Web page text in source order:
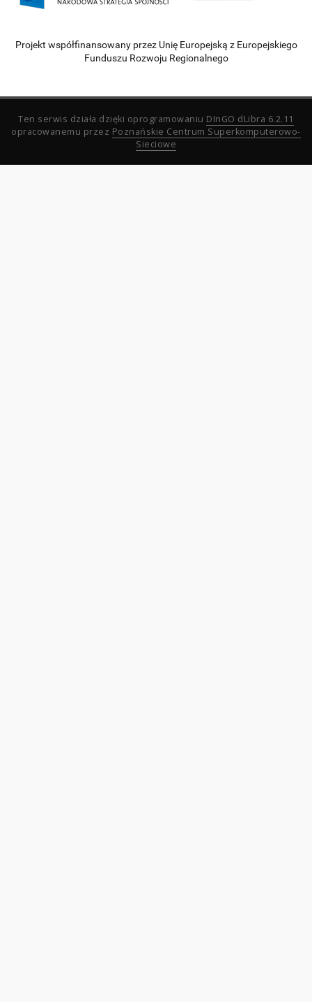
Projekt współfinansowany przez Unię Europejską z Europejskiego
Funduszu Rozwoju Regionalnego
Ten serwis działa dzięki oprogramowaniu DInGO dLibra 6.2.11
opracowanemu przez Poznańskie Centrum Superkomputerowo-
Sieciowe